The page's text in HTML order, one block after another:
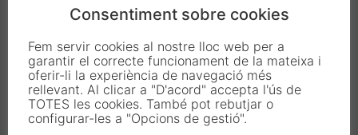
Articles populars
Consentiment sobre cookies
Fem servir cookies al nostre lloc web per a
garantir el correcte funcionament de la mateixa i
oferir-li la experiència de navegació més
rellevant. Al clicar a "D'acord" accepta l'ús de
TOTES les cookies. També pot rebutjar o
configurar-les a "Opcions de gestió".